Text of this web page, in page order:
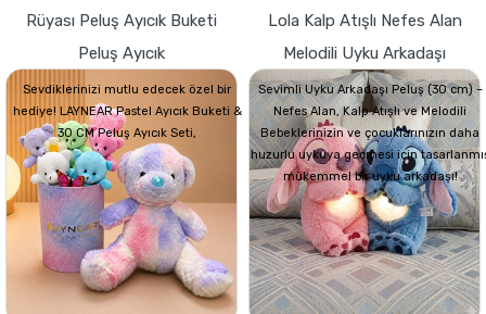
Rüyası Peluş Ayıcık Buketi
Peluş Ayıcık
Sevdiklerinizi mutlu edecek özel bir
hediye! LAYNEAR Pastel Ayıcık Buketi &
30 CM Peluş Ayıcık Seti,
Lola Kalp Atışlı Nefes Alan
Melodili Uyku Arkadaşı
Sevimli Uyku Arkadaşı Peluş (30 cm) –
Nefes Alan, Kalp Atışlı ve Melodili
Bebeklerinizin ve çocuklarınızın daha
huzurlu uykuya geçmesi için
mükemmel bir uyku arkadaşı!